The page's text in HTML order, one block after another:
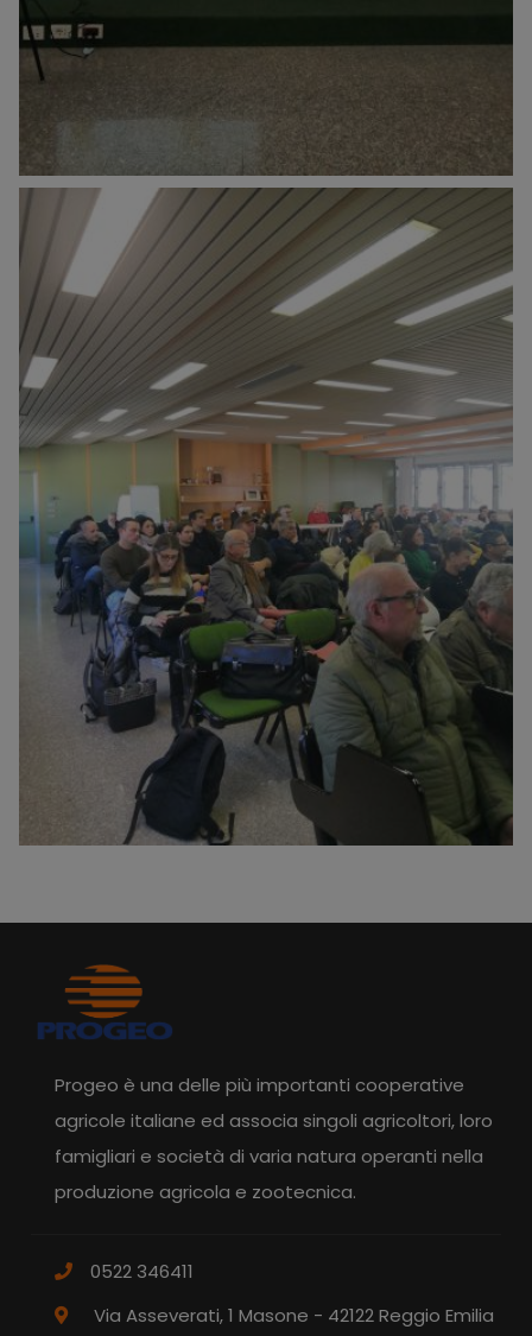
Progeo è una delle più importanti cooperative
agricole italiane ed associa singoli agricoltori, loro
famigliari e società di varia natura operanti nella
produzione agricola e zootecnica.
0522 346411
Via Asseverati, 1 Masone - 42122 Reggio Emilia